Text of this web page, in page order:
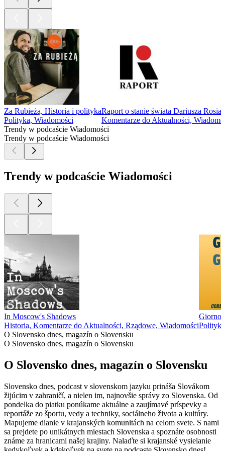
Za Rubieżą. Historia i polityka
Polityka, Wiadomości
Raport o stanie świata Dariusza
Komentarze do Aktualności,
Trendy w podcaście Wiadomości
Trendy w podcaście Wiadomości
Trendy w podcaście Wiadomości
In Moscow's Shadows
Historia, Komentarze do Aktualności, Rządowe, Wiadomości
Giorno
O Slovensko dnes, magazín o Slovensku
O Slovensko dnes, magazín o Slovensku
O Slovensko dnes, magazín o Slovensku
Slovensko dnes, podcast v slovenskom jazyku prináša Slovákom
žijúcim v zahraničí, a nielen im, najnovšie správy zo Slovenska. Od
pondelka do piatku ponúkame aktuálne a zaujímavé príspevky a
reportáže zo športu, vedy a techniky, sociálneho života a kultúry.
Mapujeme dianie v krajanských komunitách na celom svete. S nami
sa prejdete po unikátnych miestach Slovenska a spoznáte osobnosti
známe za hranicami našej krajiny. Nalaďte si krajanské vysielanie